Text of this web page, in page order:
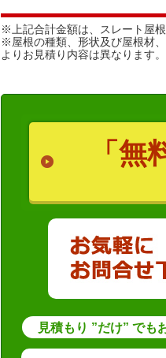
※上記合計金額は、スレート屋
※屋根の種類、形状及び屋根材
よりお見積り内容は異なります。
「
見積もり ”だけ” でも